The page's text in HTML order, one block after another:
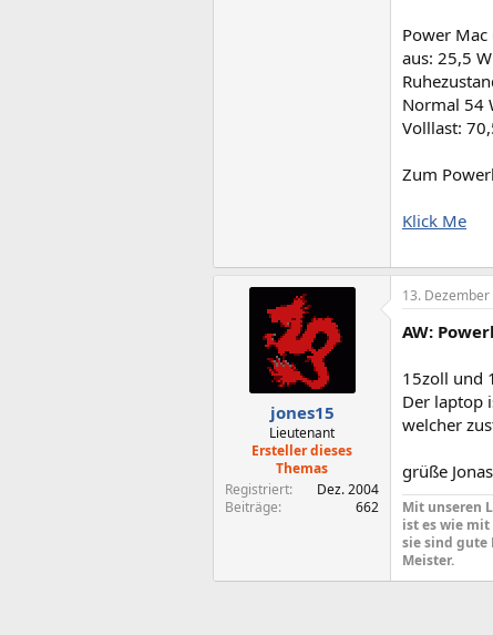
Power Mac
aus: 25,5 W
Normal 54
Volllast:
Zum
Klick Me
jones15
Lieutenant
Ersteller dieses
Themas
Registriert
Dez. 2004
Beiträge
662
13.
AW:
15zoll und
Der laptop
welcher
grüße Jonas
Mit unseren
ist es wie mit
sie sind gute
Meister.